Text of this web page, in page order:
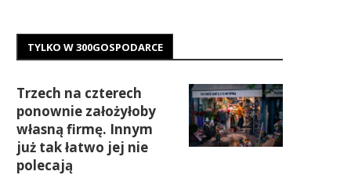
TYLKO W 300GOSPODARCE
Trzech na czterech
ponownie założyłoby
własną firmę. Innym
już tak łatwo jej nie
polecają